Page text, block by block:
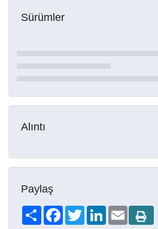
Sürümler
Alıntı
Paylaş
Share FacebookTwitterLinkedIn
Email